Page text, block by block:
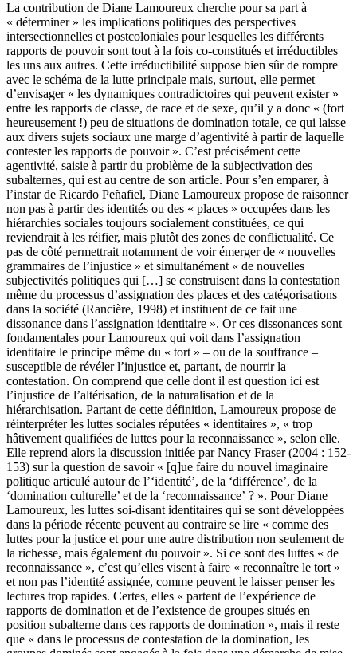
La contribution de Diane Lamoureux cherche pour sa part à
« déterminer » les implications politiques des perspectives
intersectionnelles et postcoloniales pour lesquelles les différents
rapports de pouvoir sont tout à la fois co-constitués et irréductibles
les uns aux autres. Cette irréductibilité suppose bien sûr de rompre
avec le schéma de la lutte principale mais, surtout, elle permet
d’envisager « les dynamiques contradictoires qui peuvent exister »
entre les rapports de classe, de race et de sexe, qu’il y a donc « (fort
heureusement !) peu de situations de domination totale, ce qui laisse
aux divers sujets sociaux une marge d’agentivité à partir de laquelle
contester les rapports de pouvoir ». C’est précisément cette
agentivité, saisie à partir du problème de la subjectivation des
subalternes, qui est au centre de son article. Pour s’en emparer, à
l’instar de Ricardo Peñafiel, Diane Lamoureux propose de raisonner
non pas à partir des identités ou des « places » occupées dans les
hiérarchies sociales toujours socialement constituées, ce qui
reviendrait à les réifier, mais plutôt des zones de conflictualité. Ce
pas de côté permettrait notamment de voir émerger de « nouvelles
grammaires de l’injustice » et simultanément « de nouvelles
subjectivités politiques qui […] se construisent dans la contestation
même du processus d’assignation des places et des catégorisations
dans la société (Rancière, 1998) et instituent de ce fait une
dissonance dans l’assignation identitaire ». Or ces dissonances sont
fondamentales pour Lamoureux qui voit dans l’assignation
identitaire le principe même du « tort » – ou de la souffrance –
susceptible de révéler l’injustice et, partant, de nourrir la
contestation. On comprend que celle dont il est question ici est
l’injustice de l’altérisation, de la naturalisation et de la
hiérarchisation. Partant de cette définition, Lamoureux propose de
réinterpréter les luttes sociales réputées « identitaires », « trop
hâtivement qualifiées de luttes pour la reconnaissance », selon elle.
Elle reprend alors la discussion initiée par Nancy Fraser (2004 : 152-
153) sur la question de savoir « [q]ue faire du nouvel imaginaire
politique articulé autour de l’‘identité’, de la ‘différence’, de la
‘domination culturelle’ et de la ‘reconnaissance’ ? ». Pour Diane
Lamoureux, les luttes soi-disant identitaires qui se sont développées
dans la période récente peuvent au contraire se lire « comme des
luttes pour la justice et pour une autre distribution non seulement de
la richesse, mais également du pouvoir ». Si ce sont des luttes « de
reconnaissance », c’est qu’elles visent à faire « reconnaître le tort »
et non pas l’identité assignée, comme peuvent le laisser penser les
lectures trop rapides. Certes, elles « partent de l’expérience de
rapports de domination et de l’existence de groupes situés en
position subalterne dans ces rapports de domination », mais il reste
que « dans le processus de contestation de la domination, les